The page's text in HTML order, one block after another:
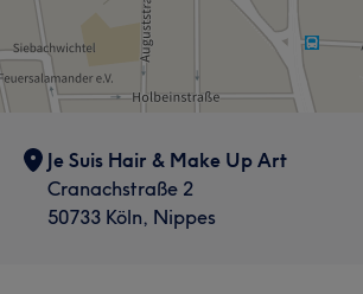
Was unsere Kunden über Sabrina sagen
Je Suis Hair & Make Up Art
Cranachstraße 2
50733 Köln, Nippes